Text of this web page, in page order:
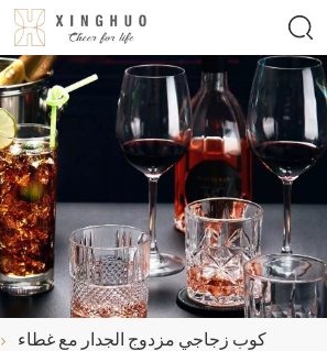
كوب زجاجي مزدوج الجدار مع غطاء